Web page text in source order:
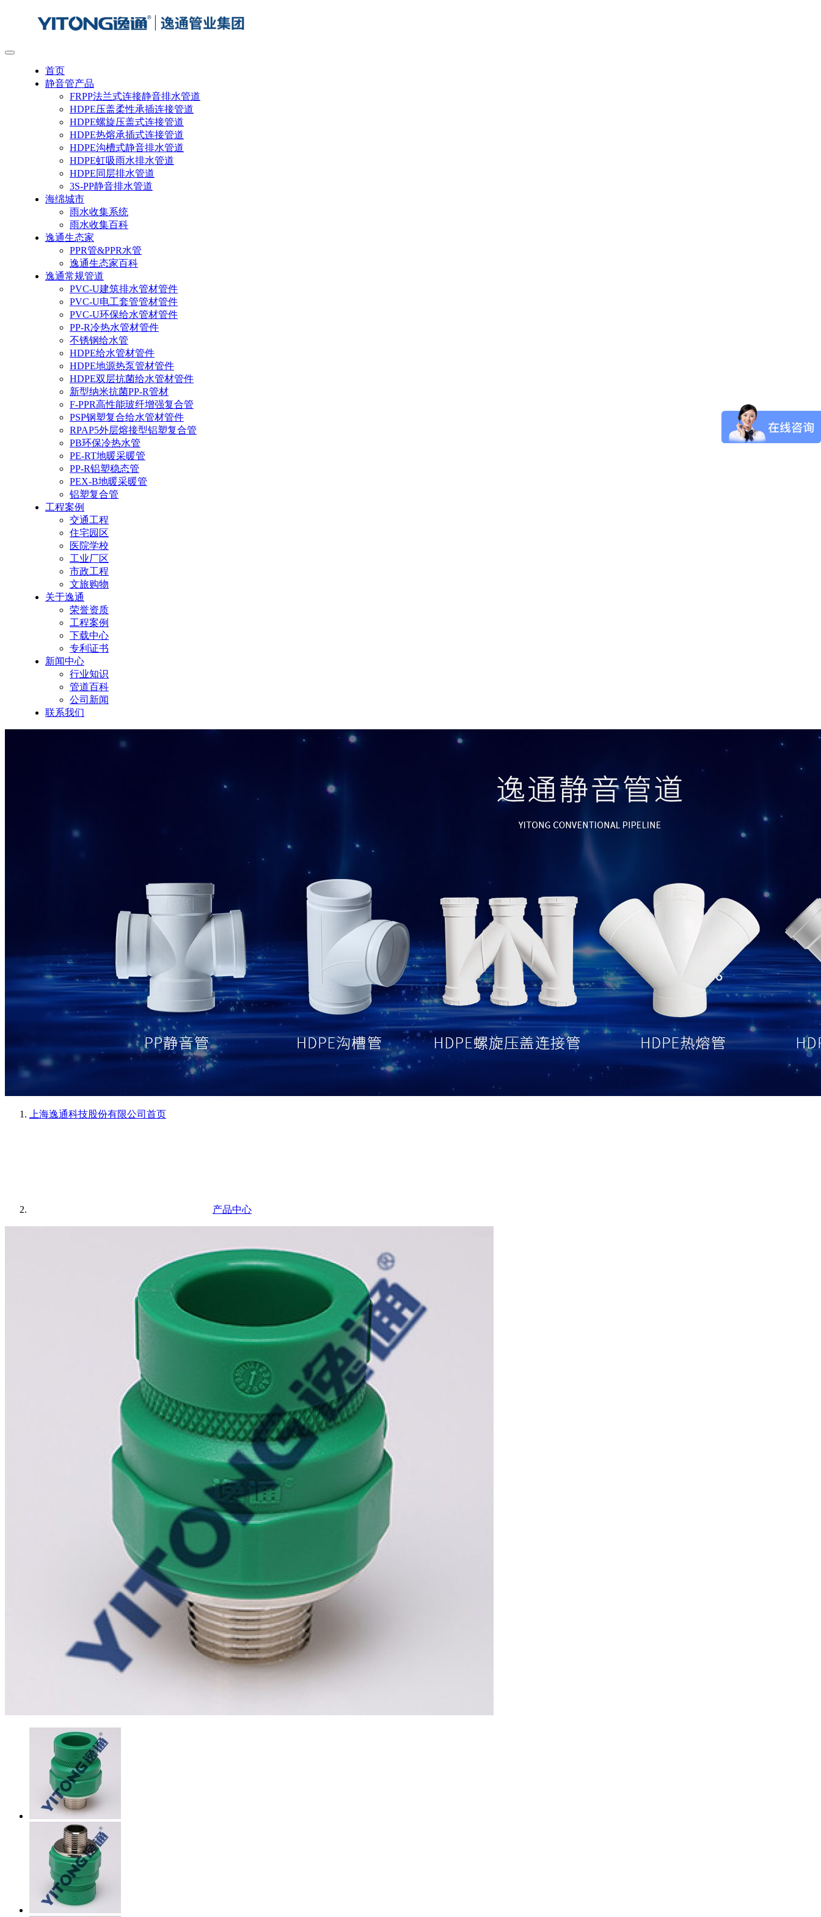
首页
静音管产品
FRPP法兰式连接静音排水管道
HDPE压盖柔性承插连接管道
HDPE螺旋压盖式连接管道
HDPE热熔承插式连接管道
HDPE沟槽式静音排水管道
HDPE虹吸雨水排水管道
HDPE同层排水管道
3S-PP静音排水管道
海绵城市
雨水收集系统
雨水收集百科
逸通生态家
PPR管&PPR水管
逸通生态家百科
逸通常规管道
PVC-U建筑排水管材管件
PVC-U电工套管管材管件
PVC-U环保给水管材管件
PP-R冷热水管材管件
不锈钢给水管
HDPE给水管材管件
HDPE地源热泵管材管件
HDPE双层抗菌给水管材管件
新型纳米抗菌PP-R管材
F-PPR高性能玻纤增强复合管
PSP钢塑复合给水管材管件
RPAP5外层熔接型铝塑复合管
PB环保冷热水管
PE-RT地暖采暖管
PP-R铝塑稳态管
PEX-B地暖采暖管
铝塑复合管
工程案例
交通工程
住宅园区
医院学校
工业厂区
市政工程
文旅购物
关于逸通
荣誉资质
工程案例
下载中心
专利证书
新闻中心
行业知识
管道百科
公司新闻
联系我们
上海逸通科技股份有限公司 首页
产品中心